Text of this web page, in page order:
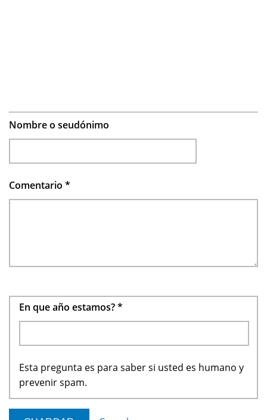
Nombre o seudónimo
Comentario *
En que año estamos?*
Esta pregunta es para saber si usted es humano y
prevenir spam.